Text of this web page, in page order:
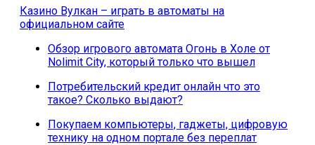
Казино Вулкан – играть в автоматы на
официальном сайте
Обзор игрового автомата Огонь в Холе от
Nolimit City, который только что вышел
Потребительский кредит онлайн что это
такое? Сколько выдают?
Покупаем компьютеры, гаджеты, цифровую
технику на одном портале без переплат